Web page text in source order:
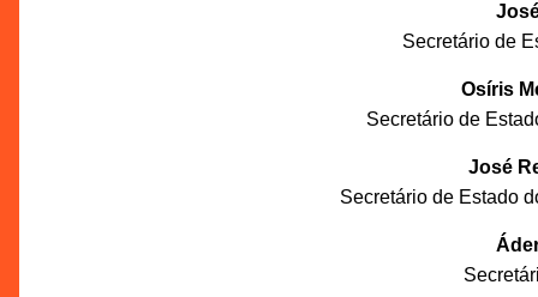
Secretário de
Osíris
Secretário de
José
Secretário de Estado